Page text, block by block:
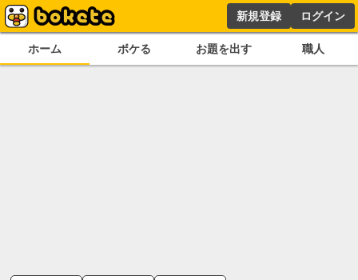
新規登録 ログイン
ホーム ボケる お題を出す 職人